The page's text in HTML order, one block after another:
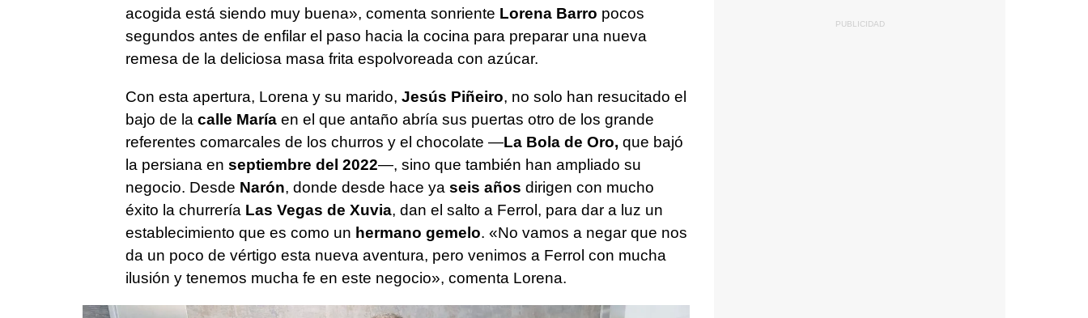
acogida está siendo muy buena», comenta sonriente Lorena Barro pocos
segundos antes de enfilar el paso hacia la cocina para preparar una nueva
remesa de la deliciosa masa frita espolvoreada con azúcar.
Con esta apertura, Lorena y su marido, Jesús Piñeiro, no solo han resucitado el
bajo de la calle Maríaen el que antaño abría sus puertas otro de los grande
referentes comarcales de los churros y el chocolate —La Bola de Oro, que bajó
la persiana en septiembre del 2022—, sino que también han ampliado su
negocio. Desde Narón, donde desde hace ya seis años dirigen con mucho
éxito la churrería Las Vegas de Xuvia, dan el salto a Ferrol, para dar a luz un
establecimiento que es como un hermano gemelo. «No vamos a negar que nos
da un poco de vértigo esta nueva aventura, pero venimos a Ferrol con mucha
ilusión y tenemos mucha fe en este negocio», comenta Lorena.